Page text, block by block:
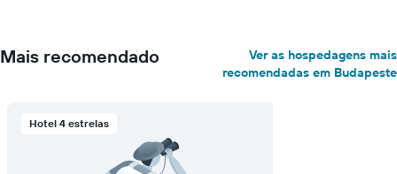
Mais recomendado
Ver as hospedagens mais
recomendadas em Budapeste
Hotel 4 estrelas